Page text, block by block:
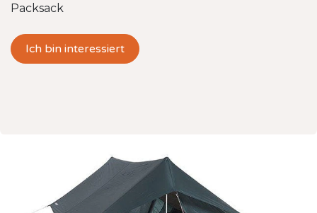
Packsack
Ich bin interessiert